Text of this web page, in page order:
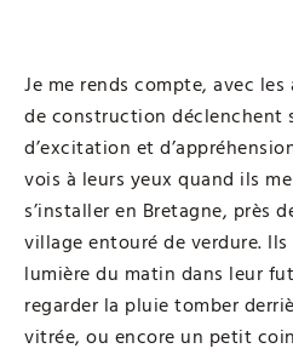
Je me rends compte, avec
de construction déclenchent
d’excitation et
vois à leurs yeux quand ils
s’installer en Bretagne, près
village entouré de verdure.
lumière du matin dans leur
regarder la pluie tomber
vitrée, ou encore un petit